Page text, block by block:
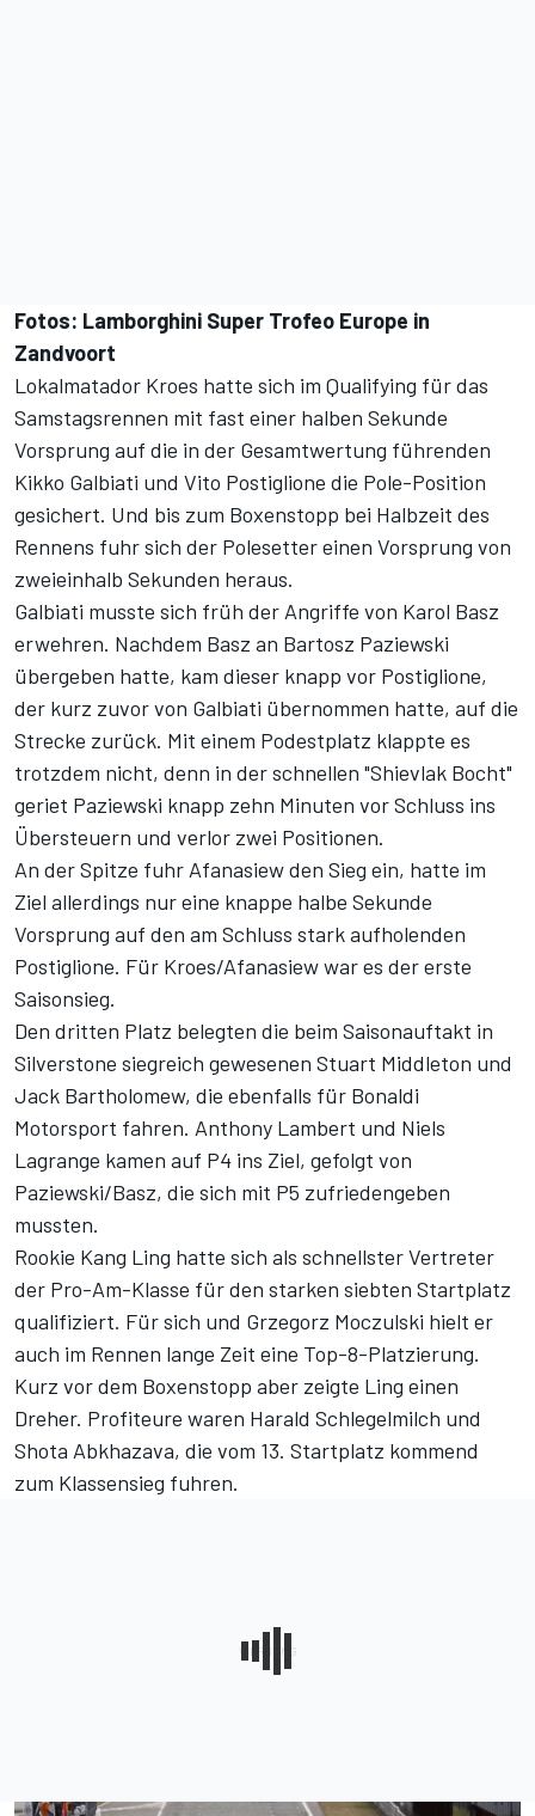
Fotos: Lamborghini Super Trofeo Europe in
Zandvoort
Lokalmatador Kroes hatte sich im Qualifying für das
Samstagsrennen mit fast einer halben Sekunde
Vorsprung auf die in der Gesamtwertung führenden
Kikko Galbiati und Vito Postiglione die Pole-Position
gesichert. Und bis zum Boxenstopp bei Halbzeit des
Rennens fuhr sich der Polesetter einen Vorsprung von
zweieinhalb Sekunden heraus.
Galbiati musste sich früh der Angriffe von Karol Basz
erwehren. Nachdem Basz an Bartosz Paziewski
übergeben hatte, kam dieser knapp vor Postiglione,
der kurz zuvor von Galbiati übernommen hatte, auf die
Strecke zurück. Mit einem Podestplatz klappte es
trotzdem nicht, denn in der schnellen "Shievlak Bocht"
geriet Paziewski knapp zehn Minuten vor Schluss ins
Übersteuern und verlor zwei Positionen.
An der Spitze fuhr Afanasiew den Sieg ein, hatte im
Ziel allerdings nur eine knappe halbe Sekunde
Vorsprung auf den am Schluss stark aufholenden
Postiglione. Für Kroes/Afanasiew war es der erste
Saisonsieg.
Den dritten Platz belegten die beim Saisonauftakt in
Silverstone siegreich gewesenen Stuart Middleton und
Jack Bartholomew, die ebenfalls für Bonaldi
Motorsport fahren. Anthony Lambert und Niels
Lagrange kamen auf P4 ins Ziel, gefolgt von
Paziewski/Basz, die sich mit P5 zufriedengeben
mussten.
Rookie Kang Ling hatte sich als schnellster Vertreter
der Pro-Am-Klasse für den starken siebten Startplatz
qualifiziert. Für sich und Grzegorz Moczulski hielt er
auch im Rennen lange Zeit eine Top-8-Platzierung.
Kurz vor dem Boxenstopp aber zeigte Ling einen
Dreher. Profiteure waren Harald Schlegelmilch und
Shota Abkhazava, die vom 13. Startplatz kommend
zum Klassensieg fuhren.